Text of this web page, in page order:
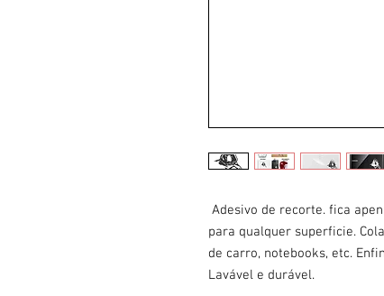
Adesivo de recorte. fica
para qualquer superficie.
de carro, notebooks, etc.
Lavável e durável.